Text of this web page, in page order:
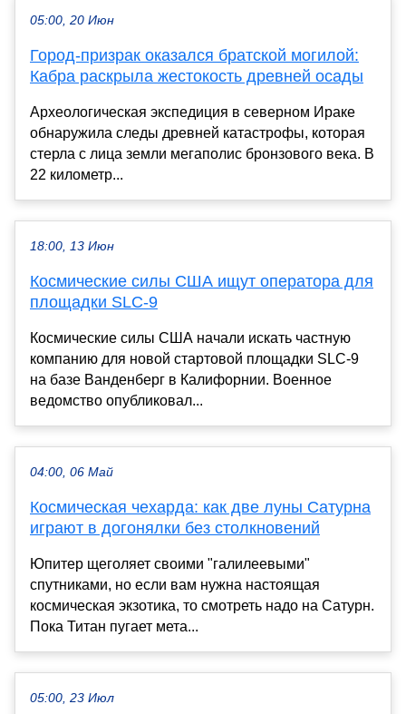
05:00, 20 Июн
Город-призрак оказался братской могилой:
Кабра раскрыла жестокость древней осады
Археологическая экспедиция в северном Ираке
обнаружила следы древней катастрофы, которая
стерла с лица земли мегаполис бронзового века. В
22 километр...
18:00, 13 Июн
Космические силы США ищут оператора для
площадки SLC-9
Космические силы США начали искать частную
компанию для новой стартовой площадки SLC-9
на базе Ванденберг в Калифорнии. Военное
ведомство опубликовал...
04:00, 06 Май
Космическая чехарда: как две луны Сатурна
играют в догонялки без столкновений
Юпитер щеголяет своими "галилеевыми"
спутниками, но если вам нужна настоящая
космическая экзотика, то смотреть надо на Сатурн.
Пока Титан пугает мета...
05:00, 23 Июл